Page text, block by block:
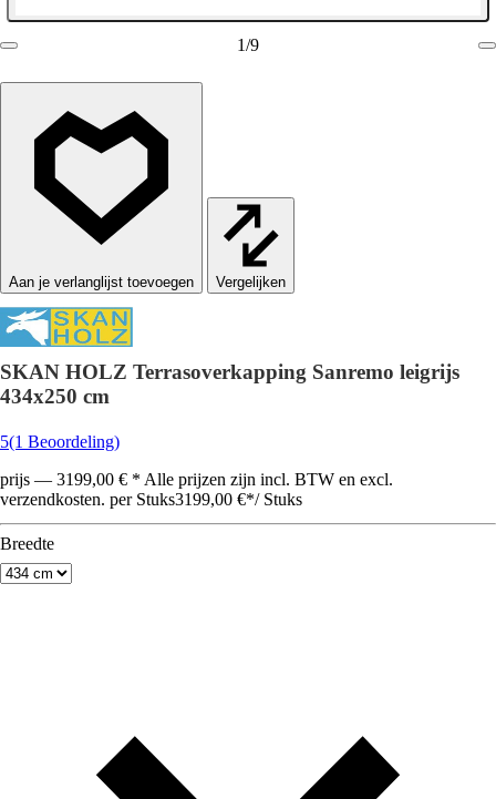
1/9
Vergelijken
SKAN HOLZ Terrasoverkapping Sanremo leigrijs
434x250 cm
5(1 Beoordeling)
prijs — 3199,00 € * Alle prijzen zijn incl. BTW en excl.
verzendkosten. per Stuks3199,00 €*/ Stuks
Breedte